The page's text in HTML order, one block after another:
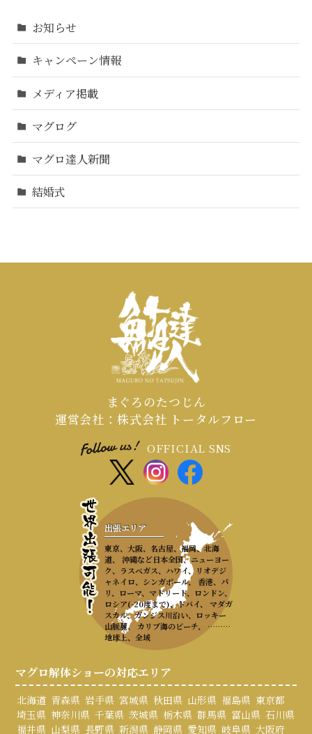
お知らせ
キャンペーン情報
メディア掲載
マグログ
マグロ達人新聞
結婚式
まぐろのたつじん
運営会社：株式会社 トータルフロー
OFFICIAL SNS
出張エリア
東京、大阪、名古屋、福岡、北海
道、 沖縄など日本全国、ニューヨー
ク、ラスベガス、ハワイ、リオデジ
ャネイロ、シンガポール、 香港、パ
リ、ローマ、マドリード、ロンドン、
ロシア(-20度まで)、ドバイ、 マダガ
スカル、ガンジス川沿い、ロッキー
山脈麓、 カリブ海のビーチ、 ………
地球上、全域
マグロ解体ショーの対応エリア
北海道 青森県 岩手県 宮城県 秋田県 山形県 福島県 東京都
埼玉県 神奈川県 千葉県 茨城県 栃木県 群馬県 富山県 石川県
福井県 山梨県 長野県 新潟県 静岡県 愛知県 岐阜県 大阪府